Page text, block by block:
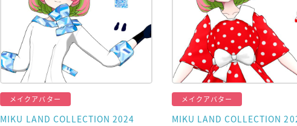
メイクアバター
MIKU LAND COLLECTION 2024
メイクアバター
MIKU LAND COLLECTION